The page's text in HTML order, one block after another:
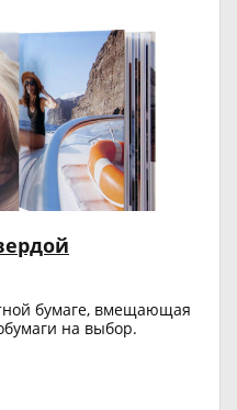
бумаге, вмещающая
на выбор.